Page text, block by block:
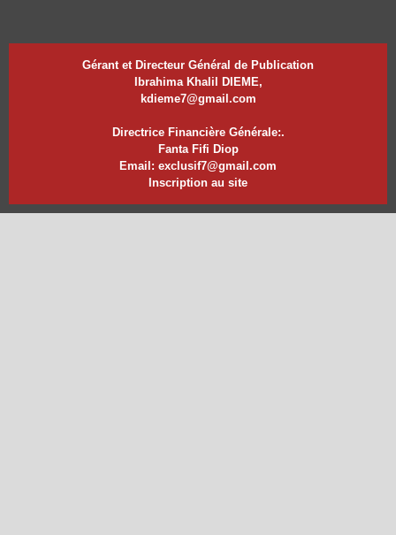
Gérant et Directeur Général de Publication
Ibrahima Khalil DIEME,
kdieme7@gmail.com
Directrice Financière Générale:.
Fanta Fifi Diop
Email: exclusif7@gmail.com
Inscription au site